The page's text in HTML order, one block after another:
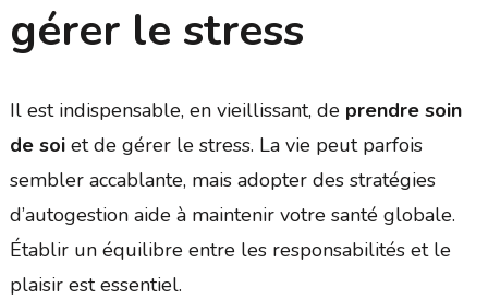
gérer le stress
Il est indispensable, en vieillissant, de prendre soin
de soiet de gérer le stress. La vie peut parfois
sembler accablante, mais adopter des stratégies
d’autogestion aide à maintenir votre santé globale.
Établir un équilibre entre les responsabilités et le
plaisir est essentiel.